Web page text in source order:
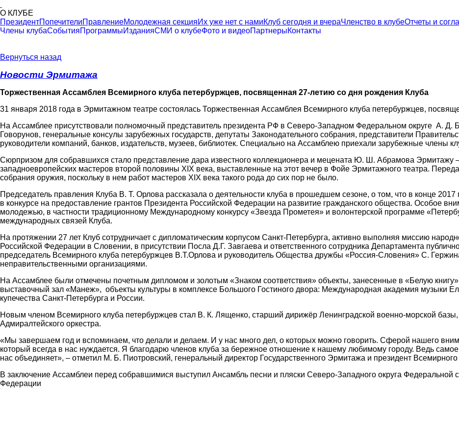
О КЛУБЕ
ПрезидентПопечителиПравлениеМолодежная секцияИх уже нет с намиКлуб сегодня и вчераЧленство в клубеОтчеты и
Члены клубаСобытияПрограммыИзданияСМИ о клубеФото и видеоПартнерыКонтакты
Вернуться назад
Новости Эрмитажа
Торжественная Ассамблея Всемирного клуба петербуржцев, посвященная 27-летию со дня рождения Клуба
31 января 2018 года в Эрмитажном театре состоялась Торжественная Ассамблея Всемирного клуба петербуржцев,
На Ассамблее присутствовали полномочный представитель президента РФ в Северо-Западном Федеральном округе А. Д.
Говорунов, генеральные консулы зарубежных государств, депутаты Законодательного собрания, представители
руководители компаний, банков, издательств, музеев, библиотек. Специально на Ассамблею приехали зарубежные члены
Сюрпризом для собравшихся стало представление дара известного коллекционера и мецената Ю. Ш. Абрамова Эрмитажу
западноевропейских мастеров второй половины XIX века, выставленные на этот вечер в Фойе Эрмитажного театра.
собрания оружия, поскольку в нем работ мастеров XIX века такого рода до сих пор не было.
Председатель правления Клуба В. Т. Орлова рассказала о деятельности клуба в прошедшем сезоне, о том, что в конце
в конкурсе на предоставление грантов Президента Российской Федерации на развитие гражданского общества. Особое
молодежью, в частности традиционному Международному конкурсу «Звезда Прометея» и волонтерской программе
международных связей Клуба.
На протяжении 27 лет Клуб сотрудничает с дипломатическим корпусом Санкт-Петербурга, активно выполняя миссию
Российской Федерации в Словении, в присутствии Посла Д.Г. Завгаева и ответственного сотрудника Департамента
председатель Всемирного клуба петербуржцев В.Т.Орлова и руководитель Общества дружбы «Россия-Словения» С.
неправительственными организациями.
На Ассамблее были отмечены почетным дипломом и золотым «Знаком соответствия» объекты, занесенные в «Белую
выставочный зал «Манеж», объекты культуры в комплексе Большого Гостиного двора: Международная академия музыки
купечества Санкт-Петербурга и России.
Новым членом Всемирного клуба петербуржцев стал В. К. Лященко, старший дирижёр Ленинградской военно-морской базы,
Адмиралтейского оркестра.
«Мы завершаем год и вспоминаем, что делали и делаем. И у нас много дел, о которых можно говорить. Сферой нашего
который всегда в нас нуждается. Я благодарю членов клуба за бережное отношение к нашему любимому городу. Ведь
нас объединяет», – отметил М. Б. Пиотровский, генеральный директор Государственного Эрмитажа и президент
В заключение Ассамблеи перед собравшимися выступил Ансамбль песни и пляски Северо-Западного округа Федеральной
Федерации